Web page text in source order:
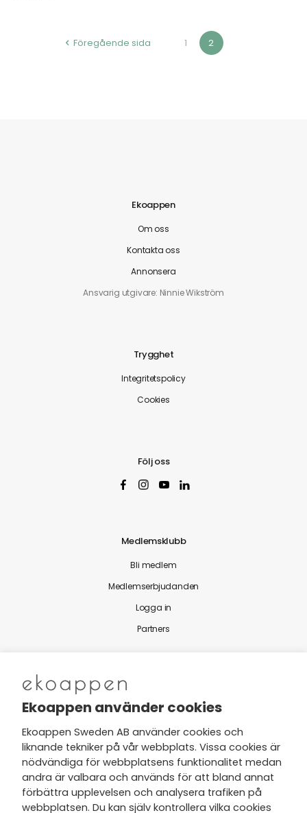
Föregående sida 1 2
Ekoappen
Om oss
Kontakta oss
Annonsera
Ansvarig utgivare: Ninnie Wikström
Trygghet
Integritetspolicy
Cookies
Följ oss
Medlemsklubb
Bli medlem
Medlemserbjudanden
Logga in
Partners
Nytt från Ekoappen
Jag har tagit del av Ekoappens
personuppgifts- och
integritetspolicyoch tar gärna del
av nyheter, hälsotips och exklusiva
erbjudanden via min e-post.
Ekoappen använder cookies
Ekoappen Sweden AB använder cookies och
liknande tekniker på vår webbplats. Vissa cookies är
nödvändiga för webbplatsens funktionalitet medan
andra är valbara och används för att bland annat
förbättra upplevelsen och analysera trafiken på
webbplatsen. Du kan själv kontrollera vilka cookies